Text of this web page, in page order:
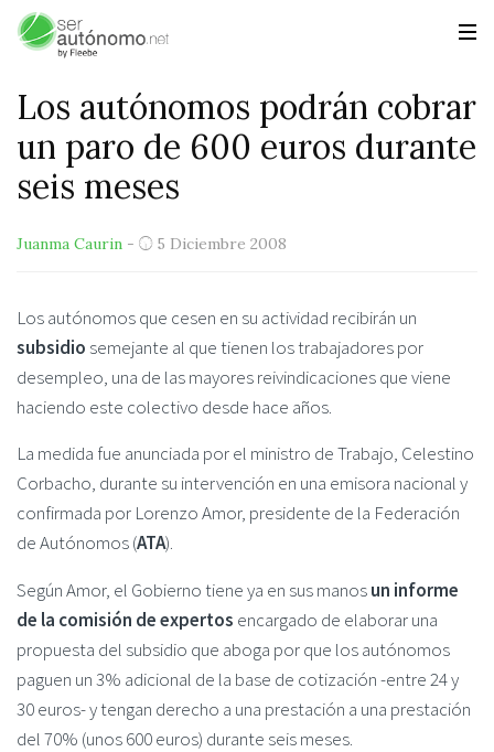
Los autónomos podrán cobrar
un paro de 600 euros durante
seis meses
Juanma Caurin - 5 Diciembre 2008
Los autónomos que cesen en su actividad recibirán un
subsidio semejante al que tienen los trabajadores por
desempleo, una de las mayores reivindicaciones que viene
haciendo este colectivo desde hace años.
La medida fue anunciada por el ministro de Trabajo, Celestino
Corbacho, durante su intervención en una emisora nacional y
confirmada por Lorenzo Amor, presidente de la Federación
de Autónomos (ATA).
Según Amor, el Gobierno tiene ya en sus manosun informe
de la comisión de expertos encargado de elaborar una
propuesta del subsidio que aboga por que los autónomos
paguen un 3% adicional de la base de cotización -entre 24 y
30 euros- y tengan derecho a una prestación a una prestación
del 70% (unos 600 euros) durante seis meses.